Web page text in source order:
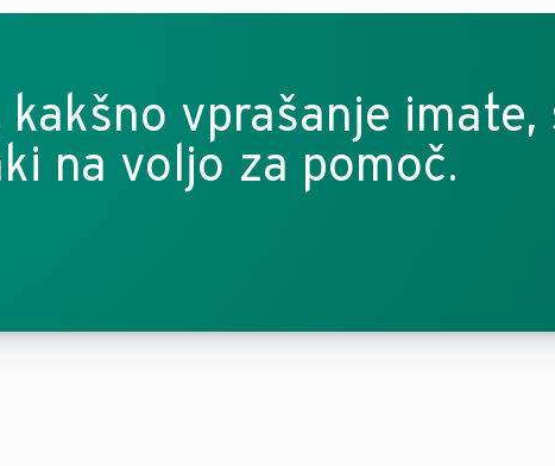
vprašanje imate,
na voljo za pomoč.